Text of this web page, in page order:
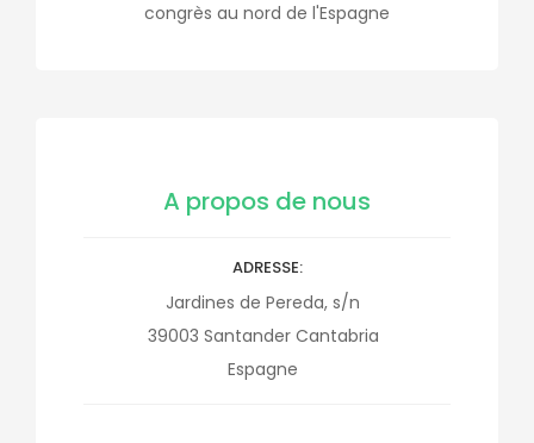
congrès au nord de l'Espagne
A propos de nous
ADRESSE
Jardines de Pereda, s/n
39003 Santander Cantabria
Espagne